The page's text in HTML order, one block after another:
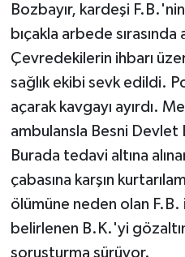
Bozbayır, kardeşi
bıçakla arbede sırasında
Çevredekilerin ihbarı
sağlık ekibi sevk edildi.
açarak kavgayı ayırdı.
ambulansla Besni Devlet
Burada tedavi altına
çabasına karşın
ölümüne neden olan F.B.
belirlenen B.K.'yi
soruşturma sürüyor.